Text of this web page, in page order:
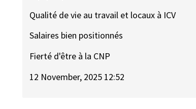
Qualité de vie au travail et locaux à ICV
Salaires bien positionnés
Fierté d'être à la CNP
12 November, 2025 12:52